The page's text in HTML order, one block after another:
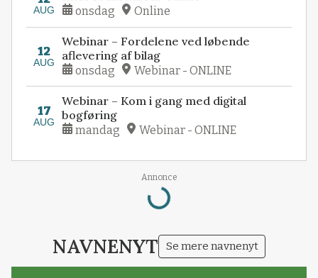
AUG onsdag Online
12
AUG
Webinar – Fordelene ved løbende
aflevering af bilag
onsdag Webinar - ONLINE
17
AUG
Webinar – Kom i gang med digital
bogføring
mandag Webinar - ONLINE
Annonce
Loading...
NAVNENYT Se mere navnenyt